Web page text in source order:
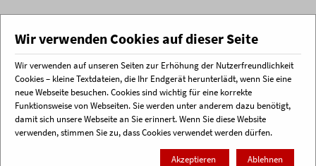
Menü
Startseite Veranstaltungsrückblick Themenabend_Holz hinauf - flach gedacht
Wir verwenden Cookies auf dieser Seite
Wir verwenden auf unseren Seiten zur Erhöhung der Nutzerfreundlichkeit
Cookies – kleine Textdateien, die Ihr Endgerät herunterlädt, wenn Sie eine
neue Webseite besuchen. Cookies sind wichtig für eine korrekte
Funktionsweise von Webseiten. Sie werden unter anderem dazu benötigt,
damit sich unsere Webseite an Sie erinnert. Wenn Sie diese Website
verwenden, stimmen Sie zu, dass Cookies verwendet werden dürfen.
Akzeptieren Ablehnen